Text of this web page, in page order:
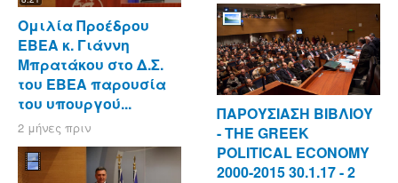
Ομιλία Προέδρου
ΕΒΕΑ κ. Γιάννη
Μπρατάκου στο Δ.Σ.
του ΕΒΕΑ παρουσία
του υπουργού...
2 μήνες πριν
ΠΑΡΟΥΣΙΑΣΗ ΒΙΒΛΙΟΥ
- ΤΗΕ GREEK
POLITICAL ECONOMY
2000-2015 30.1.17 - 2